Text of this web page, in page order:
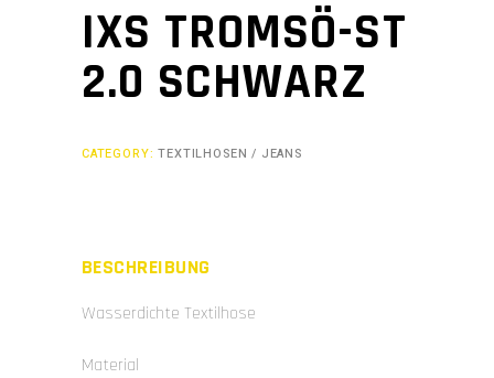
IXS TROMSÖ-ST
2.0 SCHWARZ
CATEGORY:TEXTILHOSEN / JEANS
BESCHREIBUNG
Wasserdichte Textilhose
Material